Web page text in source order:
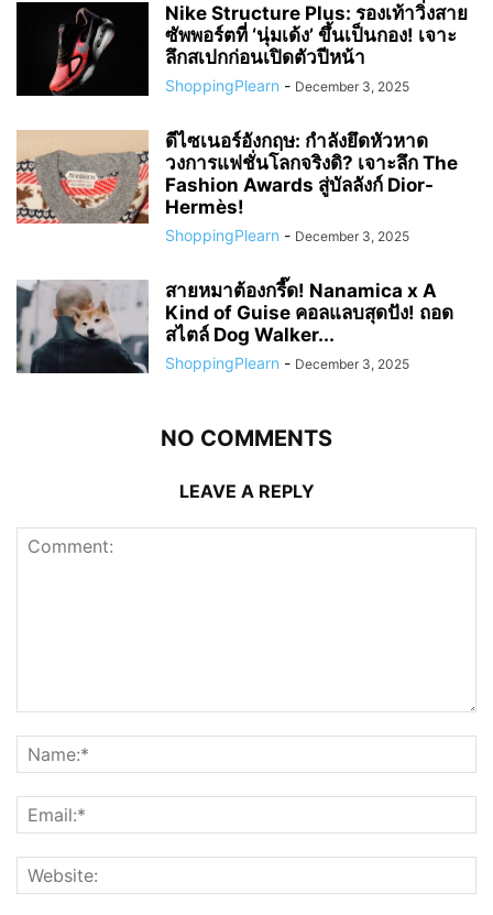
Nike Structure Plus: รองเท้าวิ่งสาย
ซัพพอร์ตที่ ‘นุ่มเด้ง’ ขึ้นเป็นกอง! เจาะ
ลึกสเปกก่อนเปิดตัวปีหน้า
ShoppingPlearn - December 3, 2025
ดีไซเนอร์อังกฤษ: กำลังยึดหัวหาด
วงการแฟชั่นโลกจริงดิ? เจาะลึก The
Fashion Awards สู่บัลลังก์ Dior-
Hermès!
ShoppingPlearn - December 3, 2025
สายหมาต้องกรี๊ด! Nanamica x A
Kind of Guise คอลแลบสุดปัง! ถอด
สไตล์ Dog Walker...
ShoppingPlearn - December 3, 2025
NO COMMENTS
LEAVE A REPLY